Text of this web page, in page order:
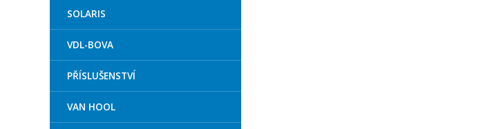
SOLARIS
VDL-BOVA
PŘÍSLUŠENSTVÍ
VAN HOOL